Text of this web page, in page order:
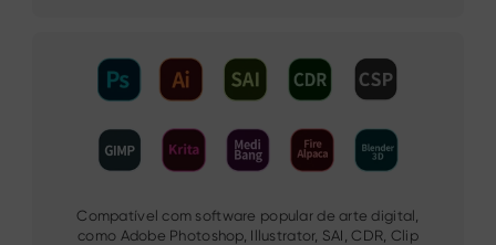
Compatível com software popular de arte digital,
como Adobe Photoshop, Illustrator, SAI, CDR, Clip